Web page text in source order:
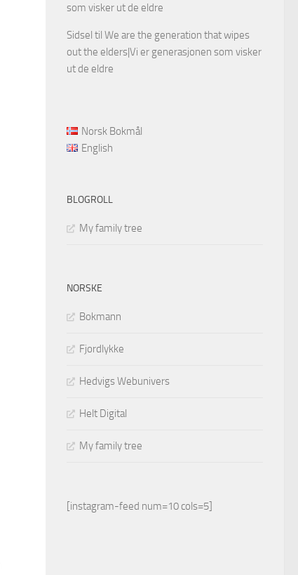
som visker ut de eldre
Sidsel til We are the generation that wipes
out the elders|Vi er generasjonen som visker
ut de eldre
Norsk Bokmål
English
BLOGROLL
My family tree
NORSKE
Bokmann
Fjordlykke
Hedvigs Webunivers
Helt Digital
My family tree
[instagram-feed num=10 cols=5]